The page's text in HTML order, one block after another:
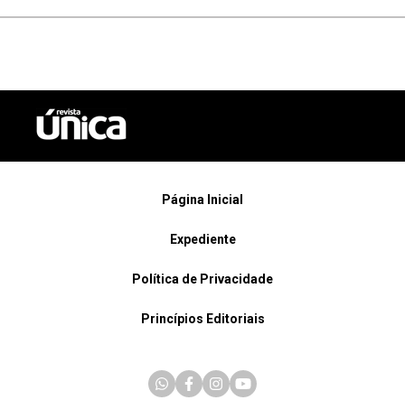
Página Inicial
Expediente
Política de Privacidade
Princípios Editoriais